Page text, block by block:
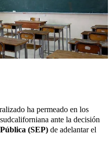
ha permeado en los
ante la decisión
(SEP) de adelantar el